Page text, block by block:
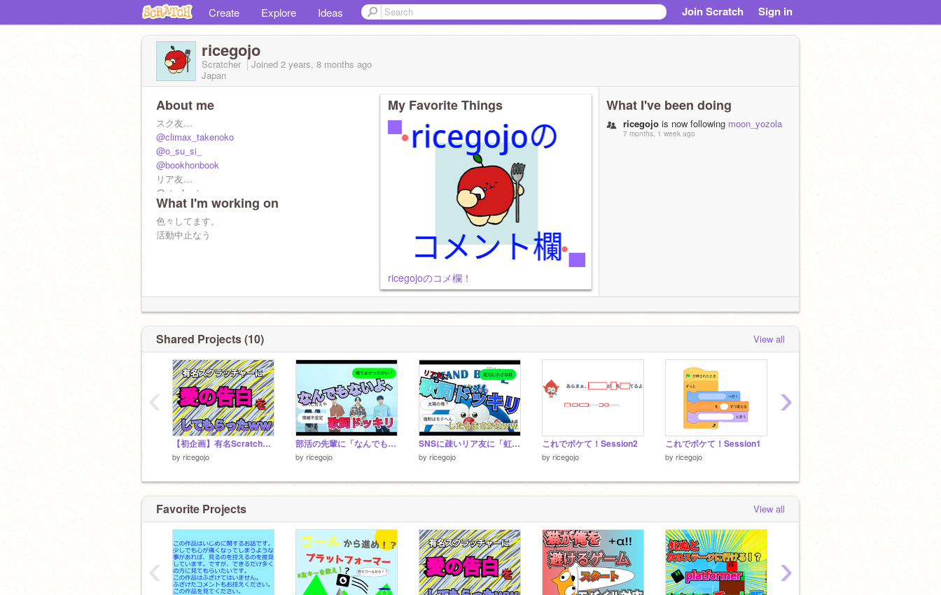
Create Explore Ideas Join Scratch Sign in
ricegojo
Scratcher Joined 2 years, 8 months ago
Japan
About me
スク友…
@climax_takenoko
@o_su_si_
@bookhonbook
リア友…
@siookasi
@manpuku-nae
What I'm working on
色々してます。
活動中止なう
My Favorite Things
ricegojoのコメ欄！
What I've been doing
ricegojo is now following moon_yozola
7 months, 1 week ago
Shared Projects (10) View all
【初企画】有名Scratcherに告白してもらった結果ｗｗ
by ricegojo
部活の先輩に「なんでもないよ、」で歌詞ドッキリ！
by ricegojo
SNSに疎いリア友に「虹」歌詞ドッキリしたらｗｗ
by ricegojo
これでボケて！Session2
by ricegojo
これでボケて！Session1
by ricegojo
‹ ›
Favorite Projects View all
‹ ›